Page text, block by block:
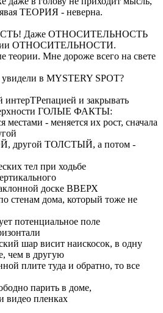
ТЕОРИЯ - неверна.
Даже ОТНОСИТЕЛЬНОСТЬ
ОТНОСИТЕЛЬНОСТИ.
теории. Мне дороже всего на свете
в MYSTERY SPOT?
интерТРепацией и закрывать
ГОЛЫЕ ФАКТЫ:
- меняется их рост, сначала
другой ТОЛСТЫЙ, а потом -
тел при ходьбе
доске ВВЕРХ
стенам дома, который тоже не
потенциальное поле
шар висит наискосок, в одну
чем в другую
плите туда и обратно, то все
парить в доме,
видео пленках